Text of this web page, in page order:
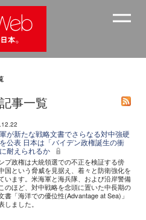
事一覧
が新たな戦略文書でさらなる対中強硬
公表 日本は「バイデン政権誕生の衝
耐えられるか
プ政権は大統領選での不正を検証する傍
国という脅威を見据え、着々と防衛強化を
います。米海軍と海兵隊、および沿岸警備
のほど、対中戦略を念頭に置いた中長期の
書「海洋での優位性(Advantage at Sea)」
しました。